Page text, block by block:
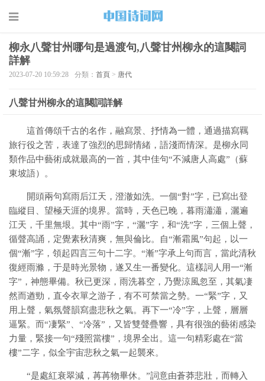
柳永八聲甘州哪句是過渡句,八聲甘州柳永的這闋詞
詳解
2023-07-20 10:59:28 分類： 首頁 > 唐代
八聲甘州柳永的這闋詞詳解
這首傳頌千古的名作，融寫景、抒情為一體，通過描寫羈
旅行役之苦，表達了強烈的思歸情緒，語淺而情深。是柳永同
類作品中藝術成就最高的一首，其中佳句“不減唐人高處”（蘇
東坡語）。
開頭兩句寫雨后江天，澄澈如洗。一個“對”字，已寫出登
臨縱目、望極天涯的境界。當時，天色已晚，暮雨瀟瀟，灑遍
江天，千里無垠。其中“雨”字，“灑”字，和“洗”字，三個上聲，
循聲高誦，定覺素秋清爽，無與倫比。自“漸霜風”句起，以一
個“漸”字，領起四言三句十二字。“漸”字承上句而言，當此清秋
復經雨滌，于是時光景物，遂又生一番變化。這樣詞人用一“漸
字”，神態畢備。秋已更深，雨洗暮空，乃覺涼風忽至，其氣凄
然而遒勁，直令衣單之游子，有不可禁當之勢。一“緊”字，又
用上聲，氣氛聲韻寫盡悲秋之氣。再下一“冷”字，上聲，層層
逼緊。而“凄緊”、“冷落”，又皆雙聲疊響，具有很強的藝術感染
力量，緊接一句“殘照當樓”，境界全出。這一句精彩處在“當
樓”二字，似全宇宙悲秋之氣一起襲來。
“是處紅衰翠減，苒苒物畢休。”詞意由蒼莽悲壯，而轉入